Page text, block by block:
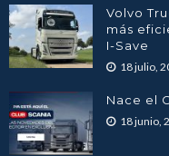
Volvo
más
I-Save
18 julio,
Nace el
18 junio,